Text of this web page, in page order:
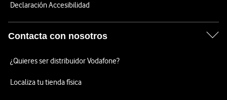
Declaración Accesibilidad
Contacta con nosotros
¿Quieres ser distribuidor Vodafone?
Localiza tu tienda física